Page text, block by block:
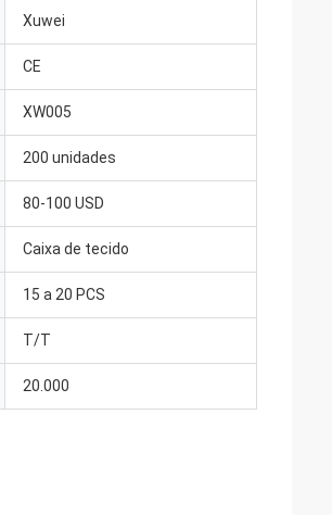
Xuwei
CE
XW005
200 unidades
80-100 USD
Caixa de tecido
15 a 20 PCS
T/T
20.000